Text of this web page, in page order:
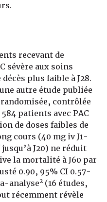
recevant de
sévère aux soins
plus faible à J28.
autre étude publiée
contrôlée
patients avec PAC
de doses faibles de
cours (40 mg iv J1-
J20) ne réduit
la mortalité à J60 par
0.90, 95% CI 0.57-
analyse2 (16 études,
récemment révèle